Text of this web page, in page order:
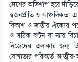
দেশের অভিশাপ হয়ে
স্বজনপ্রীতি ও আঞ্চলিকতা
বিকাশ ও জাতীয় ঐক্যের
ও সঠিক বণ্টন বা ন্যায়
নিজেদের এলাকার জন্য
যোগ্যতার পরিবর্তে